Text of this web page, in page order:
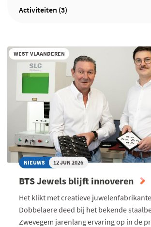
Activiteiten (3)
WEST-VLAANDEREN
NIEUWS 12 JUN 2026
BTS Jewels blijft innoveren
Het klikt met creatieve
Dobbelaere deed bij het bekende
Zwevegem jarenlang ervaring op in de